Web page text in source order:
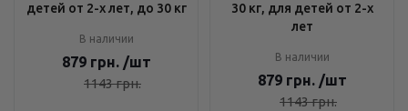
детей от 2-х лет, до 30 кг
В наличии
879 грн. /шт
1143грн.
30 кг, для детей от 2-х
лет
В наличии
879 грн. /шт
1143грн.